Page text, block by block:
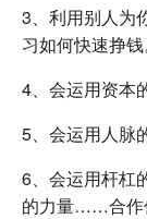
3、利用别人为
习如何快速挣钱
4、会运用资本
5、会运用人脉
6、会运用杆杠
的力量……合